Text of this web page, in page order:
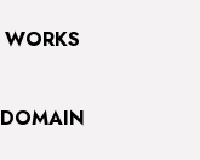
WORKS
DOMAIN